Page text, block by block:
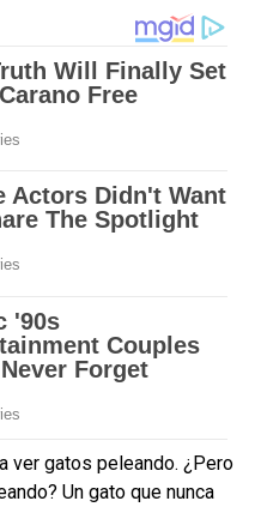
ver gatos peleando. ¿Pero
Un gato que nunca